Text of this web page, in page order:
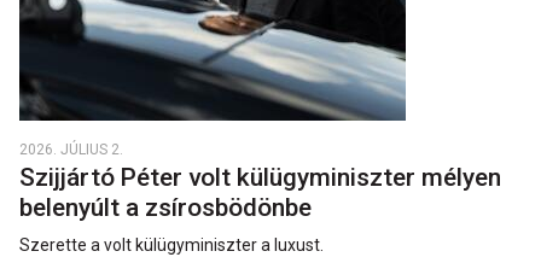
2026. JÚLIUS 2.
Szijjártó Péter volt külügyminiszter mélyen
belenyúlt a zsírosbödönbe
Szerette a volt külügyminiszter a luxust.